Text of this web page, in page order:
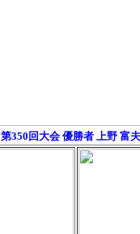
第350回大会 優勝者 上野 富